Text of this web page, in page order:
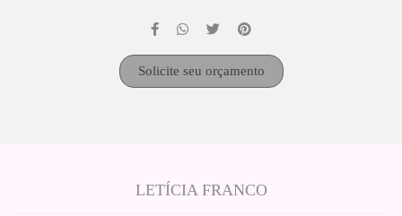
Solicite seu orçamento
LETÍCIA FRANCO